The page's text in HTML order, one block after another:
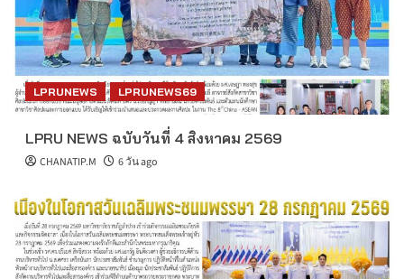
LPRUNEWS LPRUNEWS69
LPRU NEWS ฉบับวันที่ 4 สิงหาคม 2569
CHANATIP.M 6 วัน ago